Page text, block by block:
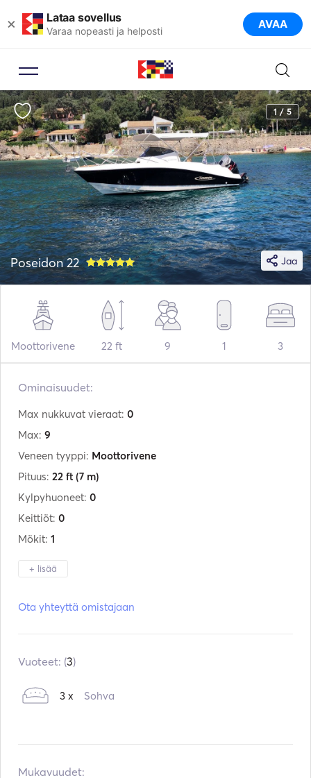
× Lataa sovellus
Varaa nopeasti ja helposti AVAA
1 / 5
Jaa
Poseidon 22
Moottorivene 22 ft 9 1 3
Ominaisuudet:
Max nukkuvat vieraat: 0
Max: 9
Veneen tyyppi: Moottorivene
Pituus: 22 ft (7 m)
Kylpyhuoneet: 0
Keittiöt: 0
Mökit: 1
+ lisää
Moottorit:1 x 175hp
Vesitilavuus:
160 L
Ota yhteyttä omistajaan
Vuoteet: (3)
3 x Sohva
Mukavuudet: